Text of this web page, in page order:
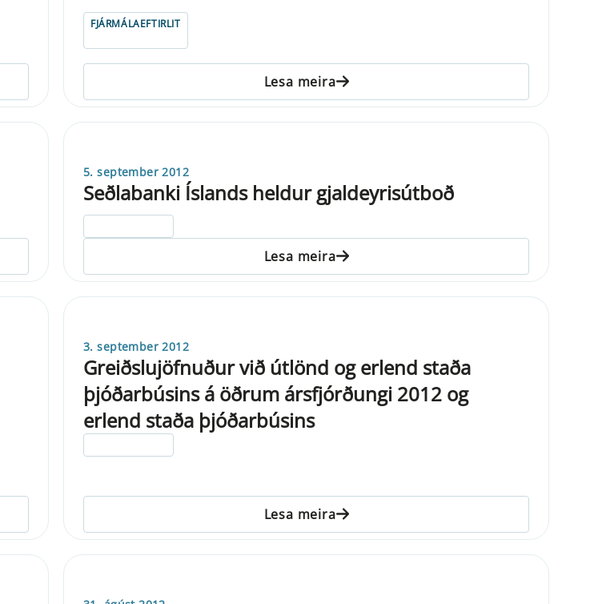
FJÁRMÁLAEFTIRLIT
Lesa meira
5. september 2012
Seðlabanki Íslands heldur gjaldeyrisútboð
Lesa meira
3. september 2012
Greiðslujöfnuður við útlönd og erlend staða
þjóðarbúsins á öðrum ársfjórðungi 2012 og
erlend staða þjóðarbúsins
Lesa meira